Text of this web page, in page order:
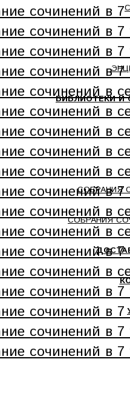
БИБЛИОТЕКИ И
СОБРАНИЯ
СОБРАНИЯ